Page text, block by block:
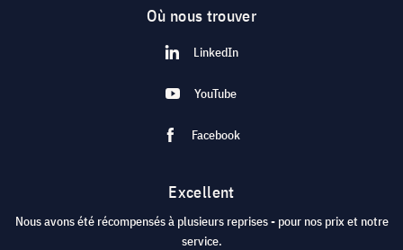
Où nous trouver
LinkedIn
YouTube
Facebook
Excellent
Nous avons été récompensés à plusieurs reprises - pour nos prix et notre
service.